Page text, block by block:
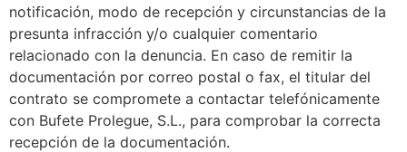
notificación, modo de recepción y circunstancias de la
presunta infracción y/o cualquier comentario
relacionado con la denuncia. En caso de remitir la
documentación por correo postal o fax, el titular del
contrato se compromete a contactar telefónicamente
con Bufete Prolegue, S.L., para comprobar la correcta
recepción de la documentación.